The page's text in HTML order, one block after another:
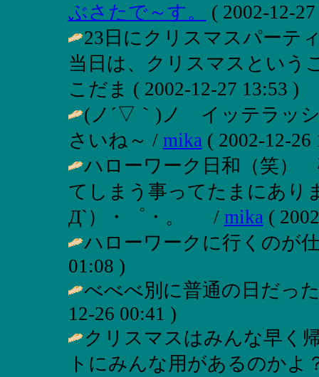
ぶさたで～す。
( 2002-12-
23日にクリスマスパーテ
当日は、クリスマスという
こだま ( 2002-12-27 13:53 )
(ノ´▽｀)ノ イッテラッ
さいね～ / mika ( 2002-12-26
ハローワーク日和（笑）
てしまう事ってたまにあり
Д`）・゜・。 / mika (
ハローワークに行くのが
01:08 )
べべべ別に普通の日だっ
12-26 00:41 )
クリスマスはみんな早く
トにみんな用があるのか